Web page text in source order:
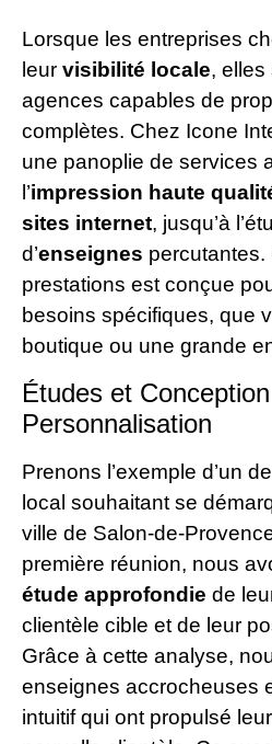
Lorsque les entreprises
leur visibilité locale, elles
agences capables de
complètes. Chez Icone
une panoplie de services
l’impression haute
sites internet, jusqu’à
d’enseignes
prestations est conçue
besoins spécifiques, que
boutique ou une grande
Études et
Personnalisation
Prenons l’exemple d’un
local souhaitant se
ville de Salon-de-
première réunion, nous
étude approfondie de
clientèle cible et de leur
Grâce à cette analyse,
enseignes accrocheuses
intuitif qui ont propulsé